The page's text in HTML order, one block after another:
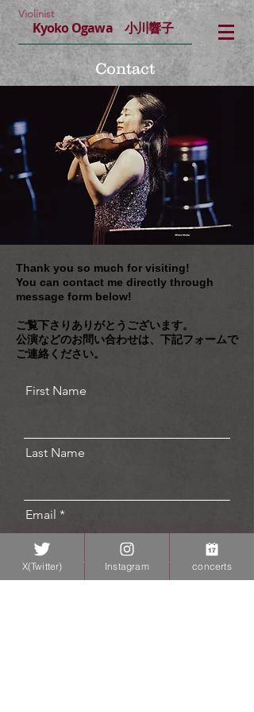
Violinist
Kyoko Ogawa 小川響子
Contact
Thank you so much for visiting!
You can contact me directly through
message form below!
ご覧下さりありがとうございます。
公演などのお問い合わせは、下記フォームで
ご連絡ください。
First Name
Last Name
Email
Message
X(Twitter) Instagram concerts